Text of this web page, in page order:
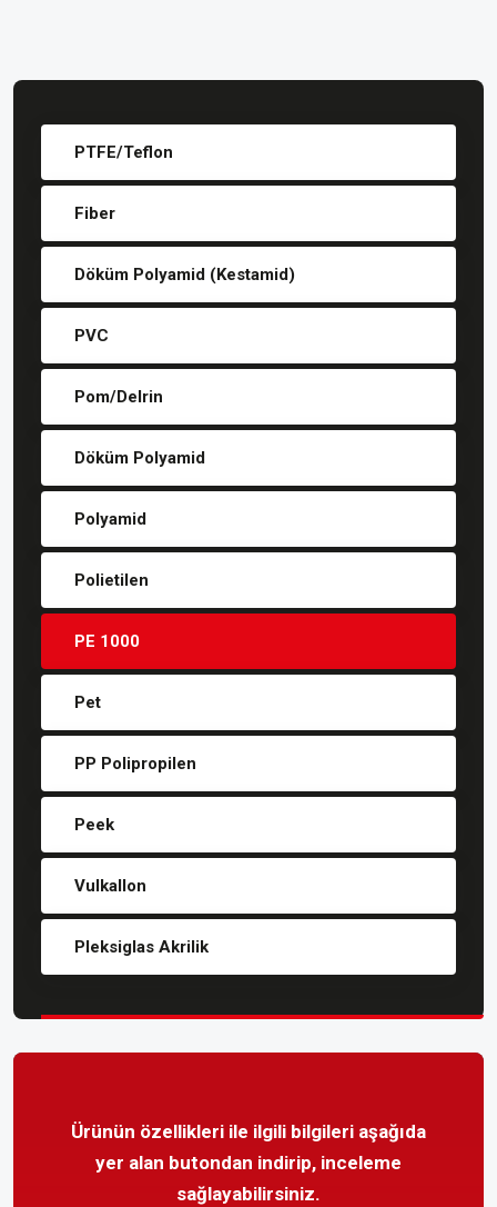
PTFE/Teflon
Fiber
Döküm Polyamid (Kestamid)
PVC
Pom/Delrin
Döküm Polyamid
Polyamid
Polietilen
PE 1000
Pet
PP Polipropilen
Peek
Vulkallon
Pleksiglas Akrilik
Ürünün özellikleri ile ilgili bilgileri aşağıda
yer alan butondan indirip, inceleme
sağlayabilirsiniz.